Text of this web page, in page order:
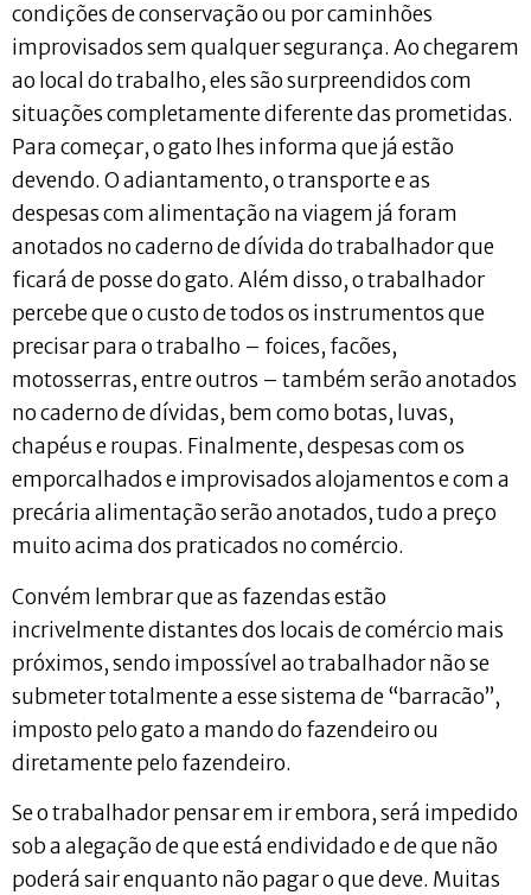
condições de conservação ou por caminhões
improvisados sem qualquer segurança. Ao chegarem
ao local do trabalho, eles são surpreendidos com
situações completamente diferente das prometidas.
Para começar, o gato lhes informa que já estão
devendo. O adiantamento, o transporte e as
despesas com alimentação na viagem já foram
anotados no caderno de dívida do trabalhador que
ficará de posse do gato. Além disso, o trabalhador
percebe que o custo de todos os instrumentos que
precisar para o trabalho – foices, facões,
motosserras, entre outros – também serão anotados
no caderno de dívidas, bem como botas, luvas,
chapéus e roupas. Finalmente, despesas com os
emporcalhados e improvisados alojamentos e com a
precária alimentação serão anotados, tudo a preço
muito acima dos praticados no comércio.
Convém lembrar que as fazendas estão
incrivelmente distantes dos locais de comércio mais
próximos, sendo impossível ao trabalhador não se
submeter totalmente a esse sistema de “barracão”,
imposto pelo gato a mando do fazendeiro ou
diretamente pelo fazendeiro.
Se o trabalhador pensar em ir embora, será impedido
sob a alegação de que está endividado e de que não
poderá sair enquanto não pagar o que deve. Muitas